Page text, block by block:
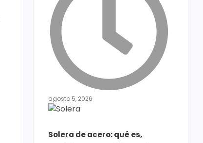
agosto 5, 2026
Solera de acero: qué es,